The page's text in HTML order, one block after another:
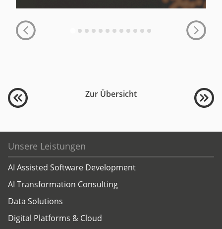
Zur Übersicht
Unsere Leistungen
AI Assisted Software Development
AI Transformation Consulting
Data Solutions
Digital Platforms & Cloud